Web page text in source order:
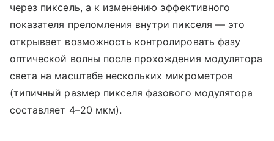
через пиксель, а к изменению эффективного
показателя преломления внутри пикселя — это
открывает возможность контролировать фазу
оптической волны после прохождения модулятора
света на масштабе нескольких микрометров
(типичный размер пикселя фазового модулятора
составляет 4–20 мкм).